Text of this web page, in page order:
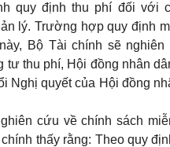
quy định thu phí đối với
lý. Trường hợp quy định
Bộ Tài chính sẽ
tư thu phí, Hội đồng nhân
Nghị quyết của Hội đồng
cứu về chính sách
thấy rằng: Theo quy